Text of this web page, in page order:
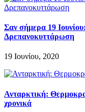
Σαν σήμερα 19
Δρεπανοκυττάρωση
19 Ιουνίου, 2020
Ανταρκτική:
χρονικά